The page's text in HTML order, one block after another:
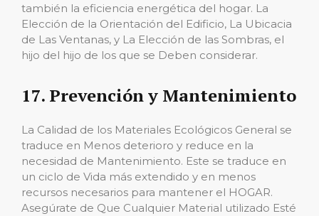
también la eficiencia energética del hogar. La
Elección de la Orientación del Edificio, La Ubicacia
de Las Ventanas, y La Elección de las Sombras, el
hijo del hijo de los que se Deben considerar.
17. Prevención y Mantenimiento
La Calidad de los Materiales Ecológicos General se
traduce en Menos deterioro y reduce en la
necesidad de Mantenimiento. Este se traduce en
un ciclo de Vida más extendido y en menos
recursos necesarios para mantener el HOGAR.
Asegúrate de Que Cualquier Material utilizado Esté